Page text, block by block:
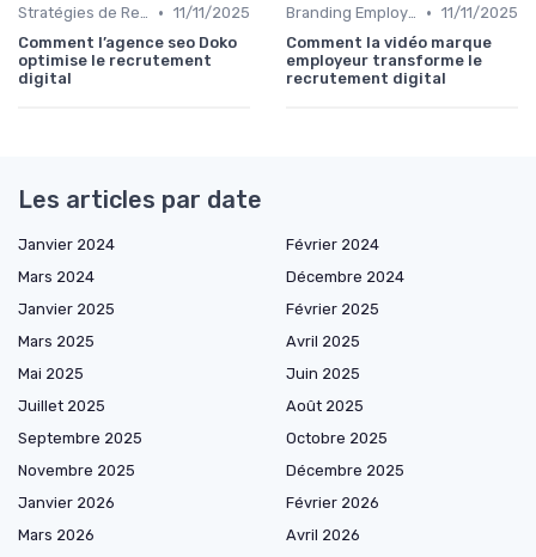
Stratégies de Recrutement Digital • 11/11/2025
Comment l’agence seo Doko
optimise le recrutement
digital
Branding Employeur • 11/11/2025
Comment la vidéo marque
employeur transforme le
recrutement digital
Les articles par date
Janvier 2024
Février 2024
Mars 2024
Décembre 2024
Janvier 2025
Février 2025
Mars 2025
Avril 2025
Mai 2025
Juin 2025
Juillet 2025
Août 2025
Septembre 2025
Octobre 2025
Novembre 2025
Décembre 2025
Janvier 2026
Février 2026
Mars 2026
Avril 2026